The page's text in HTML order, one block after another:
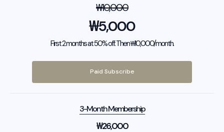
₩10,000
₩5,000
First 2 months at 50% off. Then ₩10,000/month.
Paid Subscribe
3-Month Membership
₩26,000